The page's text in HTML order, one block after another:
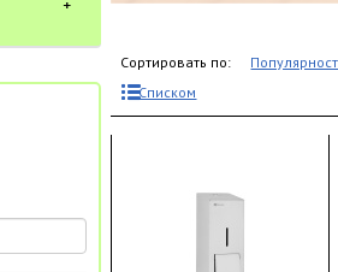
Сортировать по:
Списком